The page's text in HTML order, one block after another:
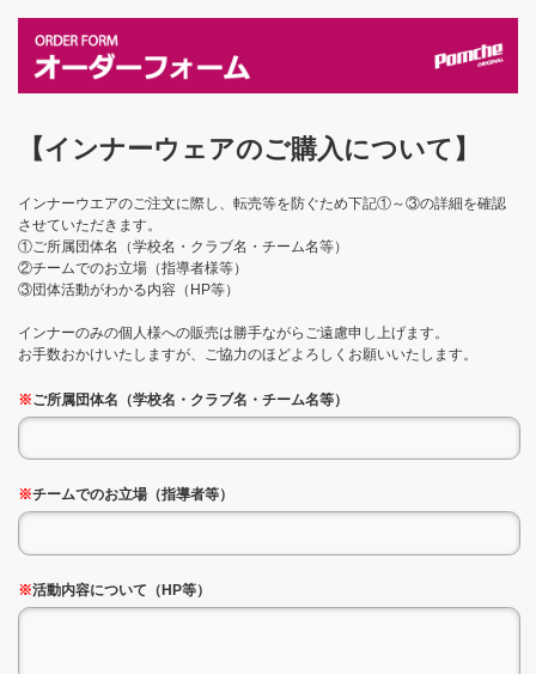
【インナーウェアのご購入について】
インナーウエアのご注文に際し、転売等を防ぐため下記①～③の詳細を確認
させていただきます。
①ご所属団体名（学校名・クラブ名・チーム名等）
②チームでのお立場（指導者様等）
③団体活動がわかる内容（HP等）
インナーのみの個人様への販売は勝手ながらご遠慮申し上げます。
お手数おかけいたしますが、ご協力のほどよろしくお願いいたします。
※ご所属団体名（学校名・クラブ名・チーム名等）
※チームでのお立場（指導者等）
※活動内容について（HP等）